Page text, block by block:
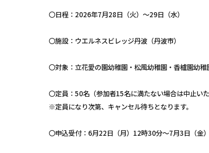
〇日程：2026年7月28日（火）～29日（水）
〇施設：ウエルネスビレッジ丹波（丹波市）
〇対象：立花愛の園幼稚園・松風幼稚園・香櫨園幼
〇定員：50名（参加者15名に満たない場合は中止い
※定員になり次第、キャンセル待ちとなります。
〇申込受付：6月22日（月）12時30分～7月3日（金